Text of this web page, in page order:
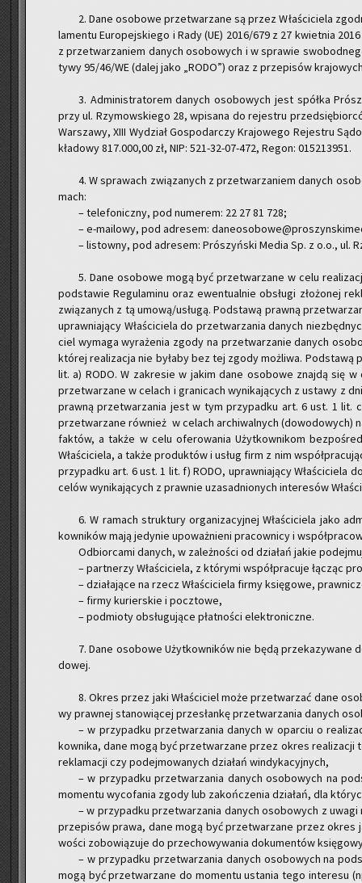
2. Dane oso­bo­we prze­twa­rza­ne są przez Wła­ści­cie­la
la­men­tu Eu­ro­pej­skie­go i Rady (UE) 2016/679 z 27 kwiet­nia
z prze­twa­rza­niem da­nych oso­bo­wych i w spra­wie
ty­wy 95/46/WE (dalej jako „RODO”) oraz z prze­pi­sów
3. Ad­mi­ni­stra­to­rem da­nych oso­bo­wych jest spół­ka
przy ul. Rzy­mow­skie­go 28, wpi­sa­na do re­je­stru
War­sza­wy, XIII Wy­dział Go­spo­dar­czy Kra­jo­we­go Re­je­stru
kła­do­wy 817.000,00 zł, NIP: 521-32-07-472, Regon: 015213951.
4. W spra­wach zwią­za­nych z prze­twa­rza­niem da­nych
mach:
– te­le­fo­nicz­ny, pod nu­me­rem: 22 27 81 728;
– e-ma­ilo­wy, pod ad­re­sem:
– li­stow­ny, pod ad­re­sem: Pró­szyń­ski Media Sp. z o.o., ul.
5. Dane oso­bo­we mogą być prze­twa­rza­ne w celu
pod­sta­wie Re­gu­la­mi­nu oraz ewen­tu­al­nie ob­słu­gi zło­żo­nej
zwią­za­nych z tą umową/usłu­gą. Pod­sta­wą praw­ną
upraw­nia­ją­cy Wła­ści­cie­la do prze­twa­rza­nia da­nych
ciel wy­ma­ga wy­ra­że­nia zgody na prze­twa­rza­nie da­nych
któ­rej re­ali­za­cja nie by­ła­by bez tej zgody moż­li­wa.
lit. a) RODO. W za­kre­sie w jakim dane oso­bo­we znaj­dą się
prze­twa­rza­ne w ce­lach i gra­ni­cach wy­ni­ka­ją­cych z usta­wy z
praw­ną prze­twa­rza­nia jest w tym przy­pad­ku art. 6 ust. 1 lit.
prze­twa­rza­ne rów­nież w ce­lach ar­chi­wal­nych (do­wo­do­wych)
fak­tów, a także w celu ofe­ro­wa­nia Użyt­kow­ni­kom
Wła­ści­cie­la, a także pro­duk­tów i usług firm z nim
przy­pad­ku art. 6 ust. 1 lit. f) RODO, upraw­nia­ją­cy Wła­ści­cie­la
celów wy­ni­ka­ją­cych z praw­nie uza­sad­nio­nych in­te­re­sów
6. W ra­mach struk­tu­ry or­ga­ni­za­cyj­nej Wła­ści­cie­la jako
kow­ni­ków mają je­dy­nie upo­waż­nie­ni pra­cow­ni­cy i
Od­bior­ca­mi da­nych, w za­leż­no­ści od dzia­łań jakie
– part­ne­rzy Wła­ści­cie­la, z któ­ry­mi współ­pra­cu­je łą­cząc
– dzia­ła­ją­ce na rzecz Wła­ści­cie­la firmy księ­go­we,
– firmy ku­rier­skie i pocz­to­we,
– pod­mio­ty ob­słu­gu­ją­ce płat­no­ści elek­tro­nicz­ne.
7. Dane oso­bo­we Użyt­kow­ni­ków nie będą
do­wej.
8. Okres przez jaki Wła­ści­ciel może prze­twa­rzać dane
wy praw­nej sta­no­wią­cej prze­słan­kę prze­twa­rza­nia da­nych
– w przy­pad­ku prze­twa­rza­nia da­nych w opar­ciu o
kow­ni­ka, dane mogą być prze­twa­rza­ne przez okres re­ali­za­cji
re­kla­ma­cji czy po­dej­mo­wa­nych dzia­łań win­dy­ka­cyj­nych,
– w przy­pad­ku prze­twa­rza­nia da­nych oso­bo­wych na
mo­men­tu wy­co­fa­nia zgody lub za­koń­cze­nia dzia­łań, dla
– w przy­pad­ku prze­twa­rza­nia da­nych oso­bo­wych z uwagi
prze­pi­sów prawa, dane mogą być prze­twa­rza­ne przez
wo­ści zo­bo­wią­zu­je do prze­cho­wy­wa­nia do­ku­men­tów
– w przy­pad­ku prze­twa­rza­nia da­nych oso­bo­wych na
mogą być prze­twa­rza­ne do mo­men­tu usta­nia tego in­te­re­su